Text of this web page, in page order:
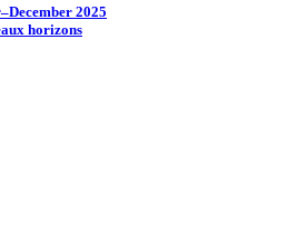
2025
horizons